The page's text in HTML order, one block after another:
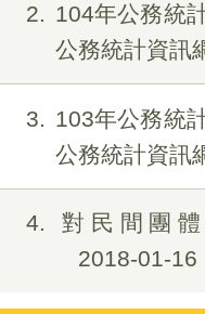
2
104年公務統
公務統計資訊
3
103年公務統
公務統計資訊
4
對民間團
2018-01-16